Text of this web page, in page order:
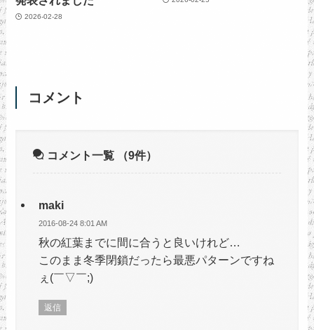
2026-02-28
コメント
コメント一覧 （9件）
maki
2016-08-24 8:01 AM
秋の紅葉までに間に合うと良いけれど…
このまま冬季閉鎖だったら最悪パターンですね
ぇ(￣▽￣;)
返信